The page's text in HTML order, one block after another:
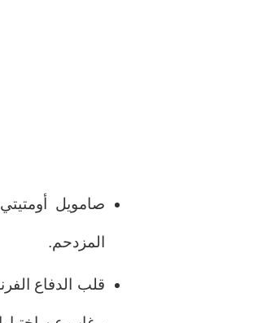
صامويل
المزدحم.
قلب الدفاع